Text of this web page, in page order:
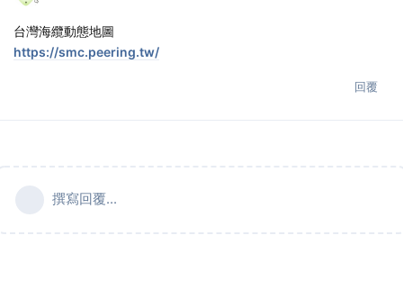
台灣海纜動態地圖
https://smc.peering.tw/
回覆
撰寫回覆...